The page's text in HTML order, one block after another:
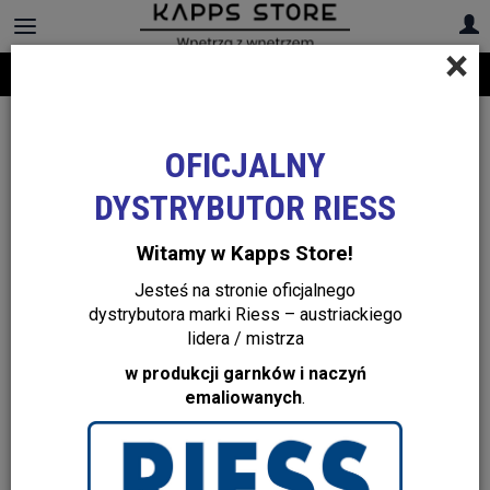
+48 22 299 19 84
×
OFICJALNY
DYSTRYBUTOR RIESS
Witamy w Kapps Store!
Jesteś na stronie oficjalnego
dystrybutora marki Riess – austriackiego
lidera / mistrza
w produkcji garnków i naczyń
emaliowanych.